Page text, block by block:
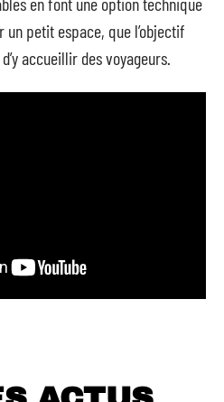
petit espace, que l’objectif
accueillir des voyageurs.